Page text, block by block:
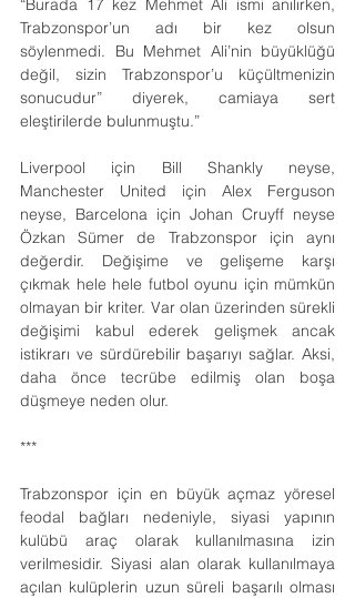
“Burada 17 kez Mehmet Ali ismi anılırken,
Trabzonspor’un adı bir kez olsun
söylenmedi. Bu Mehmet Ali’nin büyüklüğü
değil, sizin Trabzonspor’u küçültmenizin
sonucudur” diyerek, camiaya sert
eleştirilerde bulunmuştu.”
Liverpool için Bill Shankly neyse,
Manchester United için Alex Ferguson
neyse, Barcelona için Johan Cruyff neyse
Özkan Sümer de Trabzonspor için aynı
değerdir. Değişime ve gelişeme karşı
çıkmak hele hele futbol oyunu için mümkün
olmayan bir kriter. Var olan üzerinden sürekli
değişimi kabul ederek gelişmek ancak
istikrarı ve sürdürebilir başarıyı sağlar. Aksi,
daha önce tecrübe edilmiş olan boşa
düşmeye neden olur.
***
Trabzonspor için en büyük açmaz yöresel
feodal bağları nedeniyle, siyasi yapının
kulübü araç olarak kullanılmasına izin
verilmesidir. Siyasi alan olarak kullanılmaya
açılan kulüplerin uzun süreli başarılı olması